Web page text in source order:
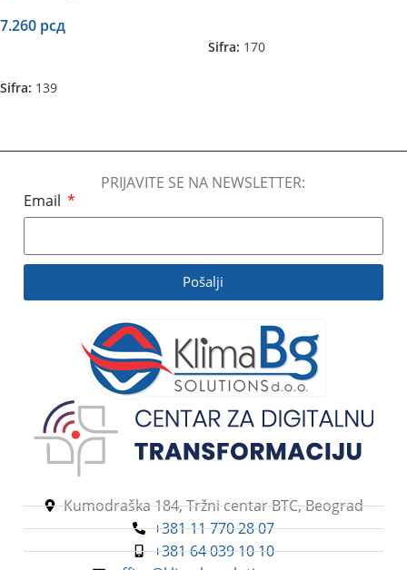
7.260 рсд
Šifra: 139
Šifra: 170
PRIJAVITE SE NA NEWSLETTER:
Email
Pošalji
Kumodraška 184, Tržni centar BTC, Beograd
+381 11 770 28 07
+381 64 039 10 10